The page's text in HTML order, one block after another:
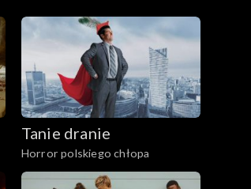
Tanie dranie
Horror polskiego chłopa